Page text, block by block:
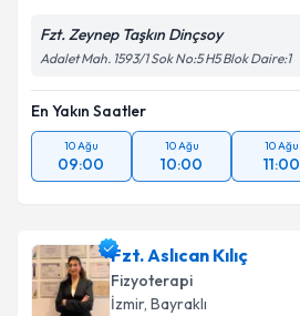
Fzt. Zeynep Taşkın Dinçsoy
Adalet Mah. 1593/1 Sok No:5 H5 Blok Daire:1
En Yakın Saatler
10 Ağu
09:00
10 Ağu
10:00
10 Ağu
11:00
Fzt. Aslıcan Kılıç
Fizyoterapi
İzmir, Bayraklı